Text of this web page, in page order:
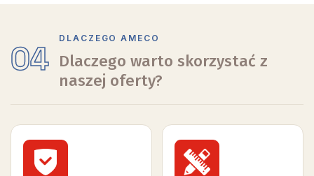
04
DLACZEGO AMECO
Dlaczego warto skorzystać z
naszej oferty?